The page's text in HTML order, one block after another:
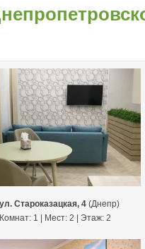
ул. Староказацкая, 4 (Днепр)
Комнат: 1 | Мест: 2 | Этаж: 2